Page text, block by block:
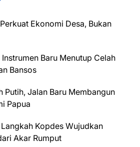
Ekonomi Desa, Bukan
Baru Menutup Celah
Bansos
Putih, Jalan Baru Membangun
Papua
Kopdes Wujudkan
Akar Rumput